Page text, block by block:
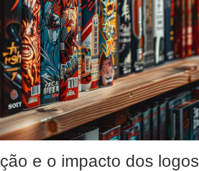
e o impacto dos logos